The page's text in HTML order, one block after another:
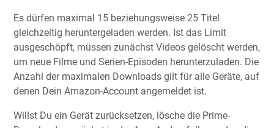
Es dürfen maximal 15 beziehungsweise 25 Titel
gleichzeitig heruntergeladen werden. Ist das Limit
ausgeschöpft, müssen zunächst Videos gelöscht werden,
um neue Filme und Serien-Episoden herunterzuladen. Die
Anzahl der maximalen Downloads gilt für alle Geräte, auf
denen Dein Amazon-Account angemeldet ist.
Willst Du ein Gerät zurücksetzen, lösche die Prime-